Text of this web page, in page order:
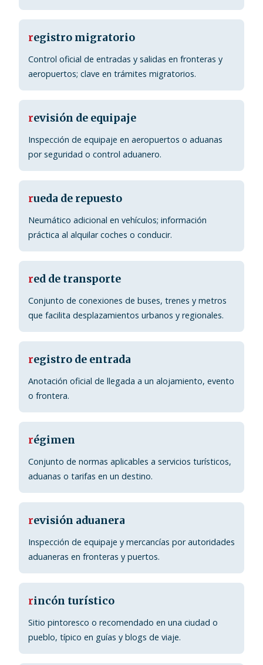
registro migratorio
Control oficial de entradas y salidas en fronteras y
aeropuertos; clave en trámites migratorios.
revisión de equipaje
Inspección de equipaje en aeropuertos o aduanas
por seguridad o control aduanero.
rueda de repuesto
Neumático adicional en vehículos; información
práctica al alquilar coches o conducir.
red de transporte
Conjunto de conexiones de buses, trenes y metros
que facilita desplazamientos urbanos y regionales.
registro de entrada
Anotación oficial de llegada a un alojamiento, evento
o frontera.
régimen
Conjunto de normas aplicables a servicios turísticos,
aduanas o tarifas en un destino.
revisión aduanera
Inspección de equipaje y mercancías por autoridades
aduaneras en fronteras y puertos.
rincón turístico
Sitio pintoresco o recomendado en una ciudad o
pueblo, típico en guías y blogs de viaje.